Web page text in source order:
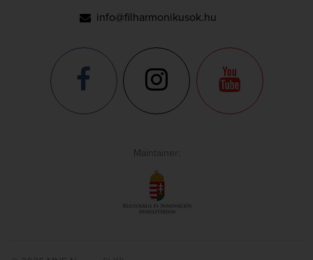
info@filharmonikusok.hu
Maintainer: